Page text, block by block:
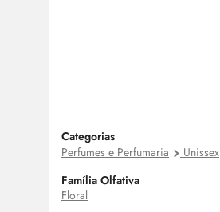
Categorias
Perfumes e Perfumaria
Unissex
Família Olfativa
Floral